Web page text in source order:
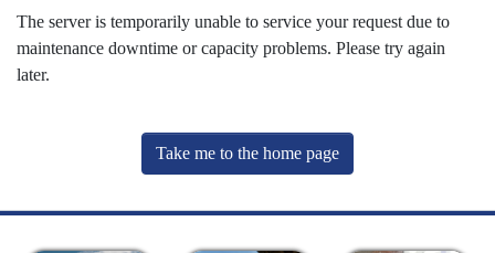
The server is temporarily unable to service your request due to
maintenance downtime or capacity problems. Please try again
later.
Take me to the home page